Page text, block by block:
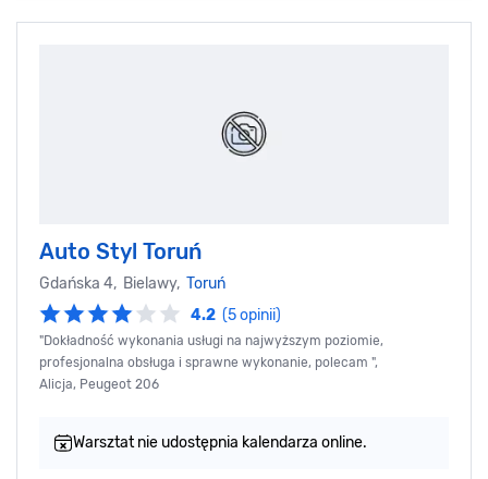
Auto Styl Toruń
Gdańska 4, Bielawy, Toruń
4.2 (5 opinii)
"Dokładność wykonania usługi na najwyższym poziomie,
profesjonalna obsługa i sprawne wykonanie, polecam ",
Alicja, Peugeot 206
Warsztat nie udostępnia kalendarza online.